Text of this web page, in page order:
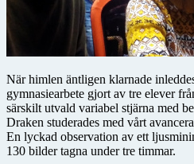
När himlen äntligen klarnade
gymnasiearbete gjort av tre elever
särskilt utvald variabel stjärna med
Draken studerades med vårt
En lyckad observation av ett
130 bilder tagna under tre timmar.